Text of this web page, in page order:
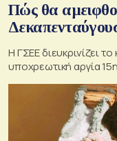
Πώς θα
Η ΓΣΕΕ διευκρινίζει
υποχρεωτική αργία